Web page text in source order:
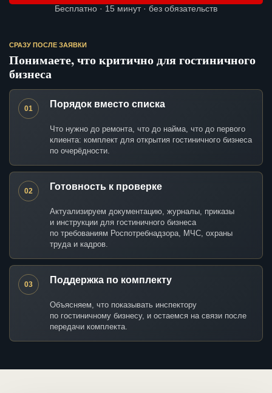
Бесплатно · 15 минут · без обязательств
СРАЗУ ПОСЛЕ ЗАЯВКИ
Понимаете, что критично для гостиничного
бизнеса
01 Порядок вместо списка
Что нужно до ремонта, что до найма, что до первого
клиента: комплект для открытия гостиничного бизнеса
по очерёдности.
02 Готовность к проверке
Актуализируем документацию, журналы, приказы
и инструкции для гостиничного бизнеса
по требованиям Роспотребнадзора, МЧС, охраны
труда и кадров.
03 Поддержка по комплекту
Объясняем, что показывать инспектору
по гостиничному бизнесу, и остаемся на связи после
передачи комплекта.